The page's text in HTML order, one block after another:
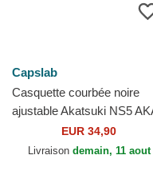
Capslab
Casquette courbée noire
ajustable Akatsuki NS5
Naruto Capslab
EUR 34,90
Livraison demain, 11 aout